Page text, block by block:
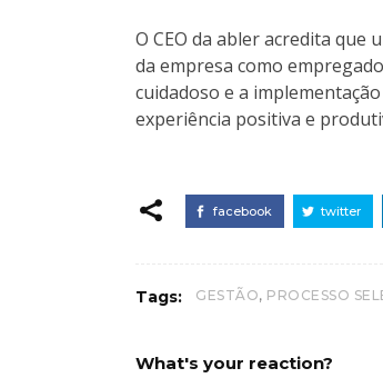
O CEO da abler acredita
da empresa como
cuidadoso e a
experiência positiva e
facebook twitter
Tags: GESTÃO, PROCESSO
What's your reaction?